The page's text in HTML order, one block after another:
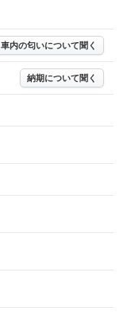
車内の匂いについて聞く
納期について聞く